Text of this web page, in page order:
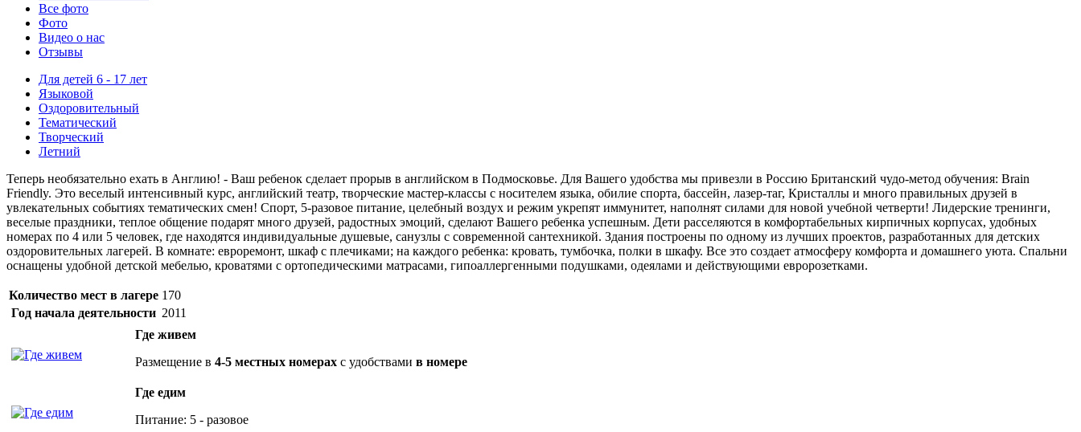
Все фото
Фото
Видео о нас
Отзывы
Для детей 6 - 17 лет
Языковой
Оздоровительный
Тематический
Творческий
Летний
Теперь необязательно ехать в Англию! - Ваш ребенок сделает прорыв в английском в Подмосковье. Для Вашего удобства мы привезли в Россию Британский чудо-метод обучения: Brain
Friendly. Это веселый интенсивный курс, английский театр, творческие мастер-классы с носителем языка, обилие спорта, бассейн, лазер-таг, Кристаллы и много правильных друзей в
увлекательных событиях тематических смен! Спорт, 5-разовое питание, целебный воздух и режим укрепят иммунитет, наполнят силами для новой учебной четверти! Лидерские тренинги,
веселые праздники, теплое общение подарят много друзей, радостных эмоций, сделают Вашего ребенка успешным. Дети расселяются в комфортабельных кирпичных корпусах, удобных
номерах по 4 или 5 человек, где находятся индивидуальные душевые, санузлы с современной сантехникой. Здания построены по одному из лучших проектов, разработанных для детских
оздоровительных лагерей. В комнате: евроремонт, шкаф с плечиками; на каждого ребенка: кровать, тумбочка, полки в шкафу. Все это создает атмосферу комфорта и домашнего уюта. Спальни
оснащены удобной детской мебелью, кроватями с ортопедическими матрасами, гипоаллергенными подушками, одеялами и действующими евророзетками.
Количество мест в лагере 170
Год начала деятельности 2011
Где живем
Размещение в 4-5 местных номерах с удобствами в номере
Где едим
Питание: 5 - разовое